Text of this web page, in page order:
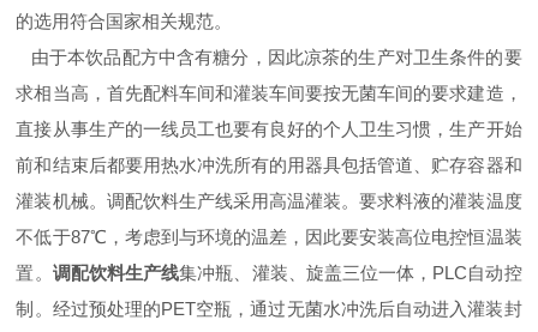
的选用符合国家相关规范。
由于本饮品配方中含有糖分，因此凉茶的生产对卫生条件的要
求相当高，首先配料车间和灌装车间要按无菌车间的要求建造，
直接从事生产的一线员工也要有良好的个人卫生习惯，生产开始
前和结束后都要用热水冲洗所有的用器具包括管道、贮存容器和
灌装机械。调配饮料生产线采用高温灌装。要求料液的灌装温度
不低于87℃，考虑到与环境的温差，因此要安装高位电控恒温装
置。 调配饮料生产线集冲瓶、灌装、旋盖三位一体，PLC自动控
制。经过预处理的PET空瓶，通过无菌水冲洗后自动进入灌装封